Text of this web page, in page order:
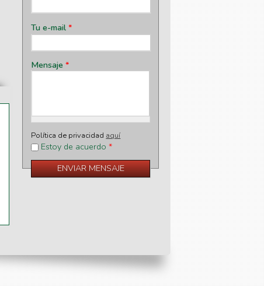
Tu e-mail*
Mensaje*
Política de privacidad aquí
Estoy de acuerdo*